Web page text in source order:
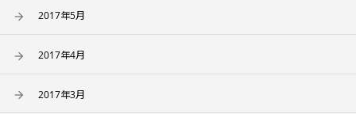
2017年5月
2017年4月
2017年3月